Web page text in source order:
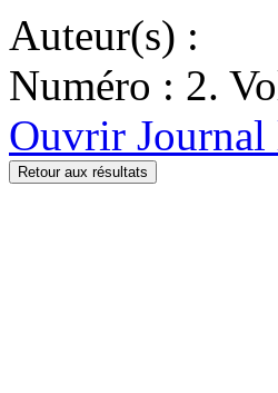
Auteur(s) :
Numéro : 2.
Ouvrir
Retour aux résultats